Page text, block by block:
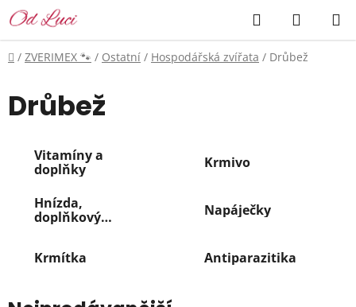
Přejít
na
obsah
Hledat
KOŠÍK
Domů
/ ZVERIMEX 🐾 / Ostatní / Hospodářská zvířata / Drůbež
Drůbež
Vitamíny a
doplňky
Krmivo
Hnízda,
doplňkový
Napáječky
Krmítka Antiparazitika